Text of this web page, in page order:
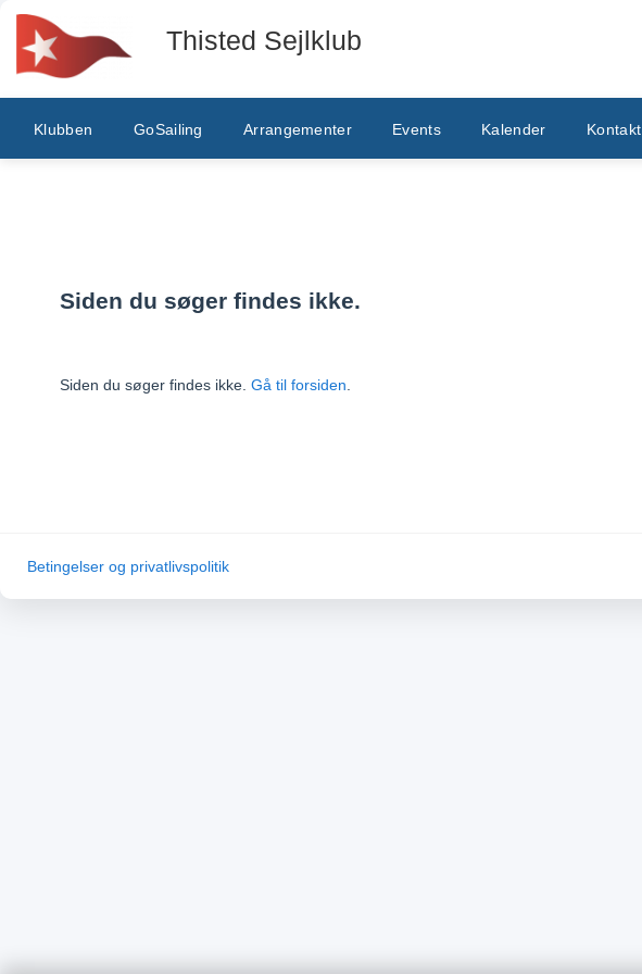
Thisted Sejlklub
Klubben GoSailing Arrangementer Events Kalender Kontakt
Siden du søger findes ikke.
Siden du søger findes ikke. Gå til forsiden.
Betingelser og privatlivspolitik